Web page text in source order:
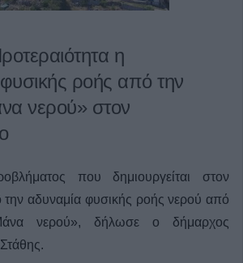
η
ροής από την
νερού» στον
που δημιουργείται στον
αδυναμία φυσικής ροής νερού από
νερού», δήλωσε ο δήμαρχος